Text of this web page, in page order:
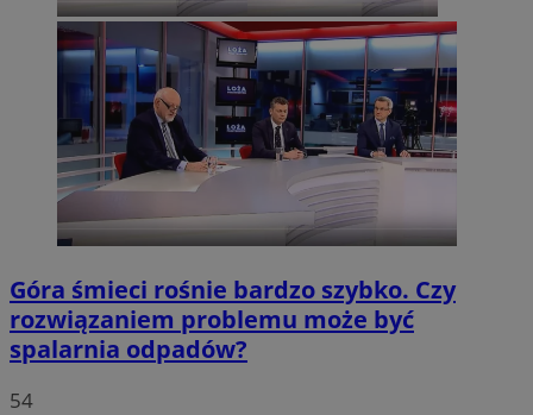
Góra śmieci rośnie bardzo szybko. Czy
rozwiązaniem problemu może być
spalarnia odpadów?
54